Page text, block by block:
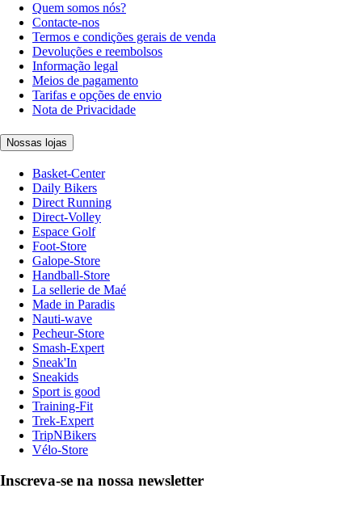
Quem somos nós?
Contacte-nos
Termos e condições gerais de venda
Devoluções e reembolsos
Informação legal
Meios de pagamento
Tarifas e opções de envio
Nota de Privacidade
Nossas lojas
Basket-Center
Daily Bikers
Direct Running
Direct-Volley
Espace Golf
Foot-Store
Galope-Store
Handball-Store
La sellerie de Maé
Made in Paradis
Nauti-wave
Pecheur-Store
Smash-Expert
Sneak'In
Sneakids
Sport is good
Training-Fit
Trek-Expert
TripNBikers
Vélo-Store
Inscreva-se na nossa newsletter